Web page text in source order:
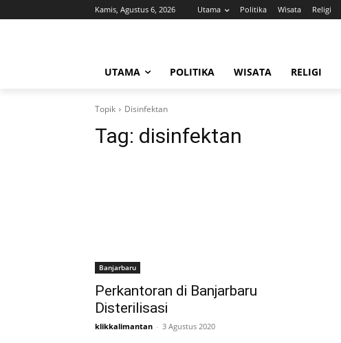
Kamis, Agustus 6, 2026 Utama Politika Wisata Religi
UTAMA POLITIKA WISATA RELIGI
Topik Disinfektan
Tag: disinfektan
Banjarbaru
Perkantoran di Banjarbaru
Disterilisasi
klikkalimantan - 3 Agustus 2020